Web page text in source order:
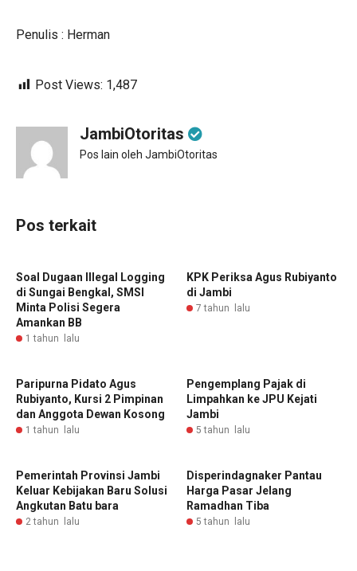
Penulis : Herman
Post Views: 1,487
JambiOtoritas
Pos lain oleh JambiOtoritas
Pos terkait
Soal Dugaan Illegal Logging
di Sungai Bengkal, SMSI
Minta Polisi Segera
Amankan BB
1 tahun lalu
KPK Periksa Agus Rubiyanto
di Jambi
7 tahun lalu
Paripurna Pidato Agus
Rubiyanto, Kursi 2 Pimpinan
dan Anggota Dewan Kosong
1 tahun lalu
Pengemplang Pajak di
Limpahkan ke JPU Kejati
Jambi
5 tahun lalu
Pemerintah Provinsi Jambi
Keluar Kebijakan Baru Solusi
Angkutan Batu bara
2 tahun lalu
Disperindagnaker Pantau
Harga Pasar Jelang
Ramadhan Tiba
5 tahun lalu